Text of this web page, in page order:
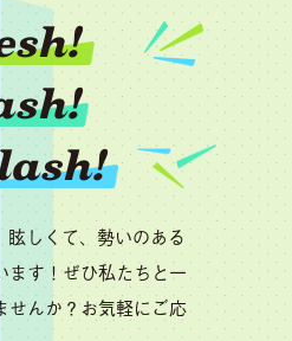
眩しくて、勢いのある
ます！ぜひ私たちと一
せんか？お気軽にご応